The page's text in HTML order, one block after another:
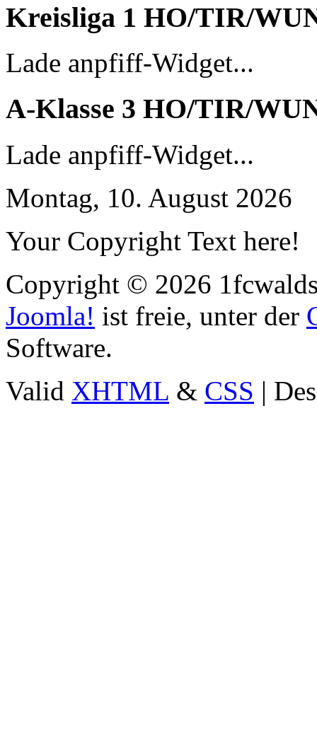
Kreisliga 1 HO/TIR/
Lade anpfiff-Widget...
A-Klasse 3 HO/TIR/
Lade anpfiff-Widget...
Montag, 10. August 2026
Your Copyright Text here!
Copyright © 2026
Joomla! ist freie, unter der
Software.
Valid XHTML & CSS |